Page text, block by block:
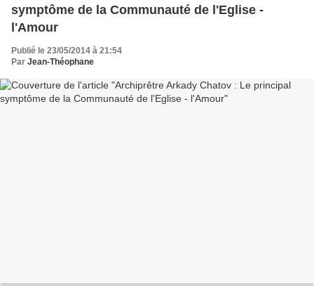
symptôme de la Communauté de l'Eglise -
l'Amour
Publié le 23/05/2014 à 21:54
Par Jean-Théophane